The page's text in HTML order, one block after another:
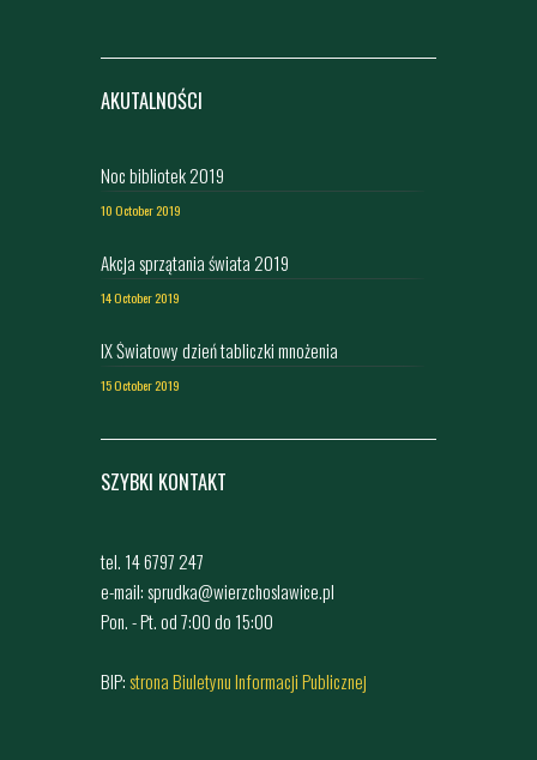
AKUTALNOŚCI
Noc bibliotek 2019
10 October 2019
Akcja sprzątania świata 2019
14 October 2019
IX Światowy dzień tabliczki mnożenia
15 October 2019
SZYBKI KONTAKT
tel. 14 6797 247
e-mail: sprudka@wierzchoslawice.pl
Pon. - Pt. od 7:00 do 15:00
BIP:strona Biuletynu Informacji Publicznej